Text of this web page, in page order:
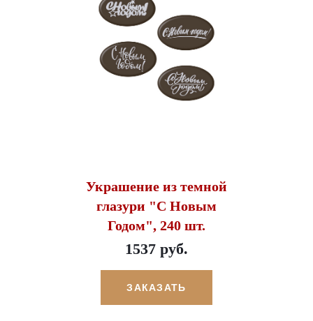
Украшение из темной
глазури "С Новым
Годом", 240 шт.
1537 руб.
ЗАКАЗАТЬ